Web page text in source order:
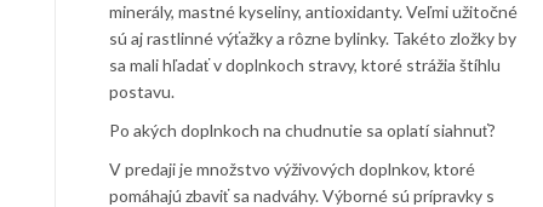
minerály, mastné kyseliny, antioxidanty. Veľmi užitočné
sú aj rastlinné výťažky a rôzne bylinky. Takéto zložky by
sa mali hľadať v doplnkoch stravy, ktoré strážia štíhlu
postavu.
Po akých doplnkoch na chudnutie sa oplatí siahnuť?
V predaji je množstvo výživových doplnkov, ktoré
pomáhajú zbaviť sa nadváhy. Výborné sú prípravky s